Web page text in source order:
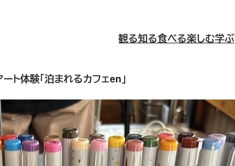
観る知る食べる楽しむ学ぶ
体験「泊まれるカフェen」